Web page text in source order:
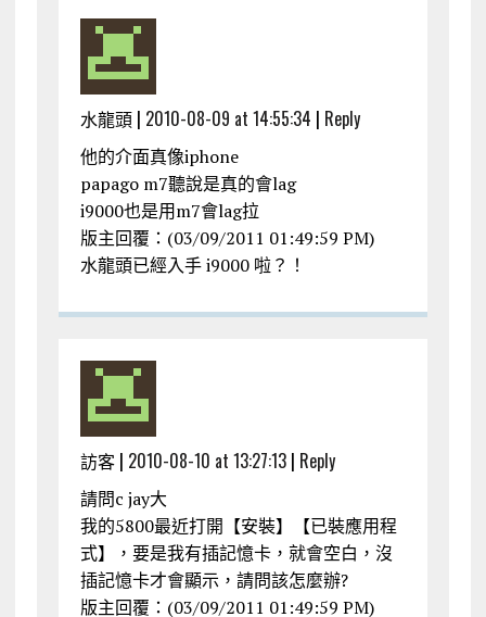
水龍頭 | 2010-08-09 at 14:55:34 | Reply
他的介面真像iphone
papago m7聽說是真的會lag
i9000也是用m7會lag拉
版主回覆：(03/09/2011 01:49:59 PM)
水龍頭已經入手 i9000 啦？！
訪客 | 2010-08-10 at 13:27:13| Reply
請問c jay大
我的5800最近打開【安裝】【已裝應用程
式】，要是我有插記憶卡，就會空白，沒
插記憶卡才會顯示，請問該怎麼辦?
版主回覆：(03/09/2011 01:49:59 PM)